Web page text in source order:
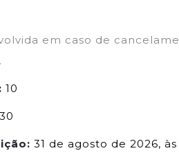
em caso de
10
30
31 de agosto de 2026, às